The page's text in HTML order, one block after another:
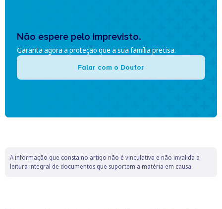
Não espere pelo imprevisto.
Garanta agora a proteção que a sua família precisa.
Falar com o Doutor
A informação que consta no artigo não é vinculativa e não invalida a
leitura integral de documentos que suportem a matéria em causa.